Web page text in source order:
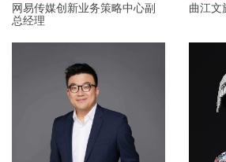
网易传媒创新业务策略中心副
总经理
曲江文